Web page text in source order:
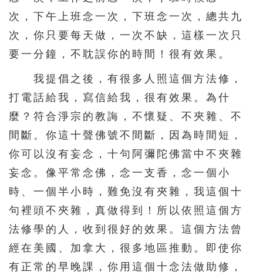
次，下午上班念一次，下班念一次，總共九
次，你只要每天做，一次不缺，這樣一次只
要一分鐘，不耽誤你的時間！很有效果。
我提倡之後，有很多人照這個方法修，
打電話給我，寫信給我，很有效果。為什
麼？符合淨宗的教誨，不懷疑、不夾雜、不
間斷。你這十聲佛號不間斷，因為時間短，
你可以沒有妄念，十句阿彌陀佛當中不夾雜
妄念。像平常念佛，念一支香，念一個小
時、一個半小時，難免沒有夾雜，我這個十
句裡頭不夾雜，真做得到！所以依照這個方
法修學的人，收到很好的效果。這個方法曾
經在美國、加拿大，很多地區推動。即使你
有正常的早晚課，你用這個十念法做助修，